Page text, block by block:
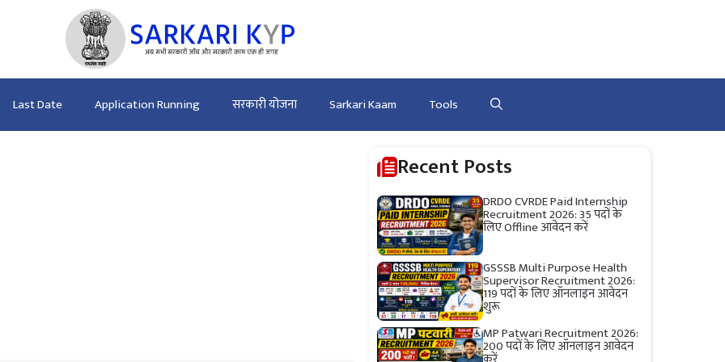
Last Date Application Running सरकारी योजना Sarkari Kaam Tools
Recent Posts
DRDO CVRDE Paid Internship
Recruitment 2026: 35 पदों के
लिए Offline आवेदन करें
GSSSB Multi Purpose Health
Supervisor Recruitment 2026:
119 पदों के लिए ऑनलाइन आवेदन
शुरू
MP Patwari Recruitment 2026:
200 पदों के लिए ऑनलाइन आवेदन